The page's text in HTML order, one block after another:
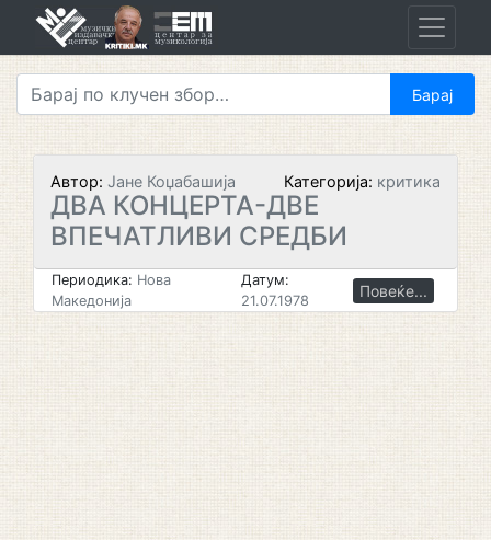
Автор: Јане Коџабашија Категорија: критика
ДВА КОНЦЕРТА-ДВЕ
ВПЕЧАТЛИВИ СРЕДБИ
Периодика: Нова
Македонија
Датум:
21.07.1978
Повеќе...